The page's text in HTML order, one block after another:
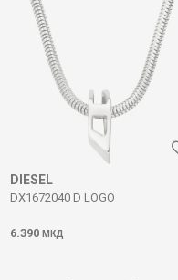
DIESEL
DX1672040 D LOGO
6.390 МКД